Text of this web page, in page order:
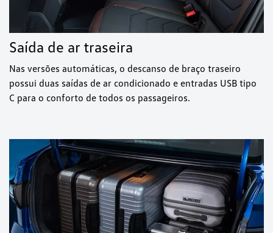
Saída de ar traseira
Nas versões automáticas, o descanso de braço traseiro
possui duas saídas de ar condicionado e entradas USB tipo
C para o conforto de todos os passageiros.